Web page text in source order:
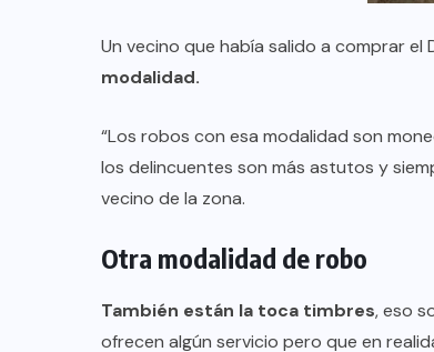
Un vecino que había salido a comprar
modalidad.
“Los robos con esa modalidad son
los delincuentes son más astutos y
vecino de la zona.
Otra modalidad de robo
También están la toca timbres, eso
ofrecen algún servicio pero que en